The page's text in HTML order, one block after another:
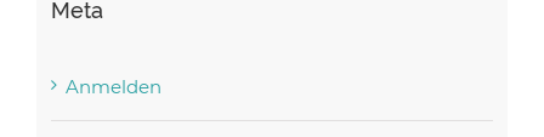
Meta
Anmelden